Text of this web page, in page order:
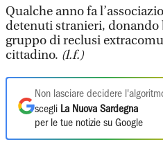
Qualche anno fa
detenuti stranieri,
gruppo di reclusi
cittadino. (l.f.)
Non lasciare decidere
scegli La Nuova Sardegna
per le tue notizie su Google